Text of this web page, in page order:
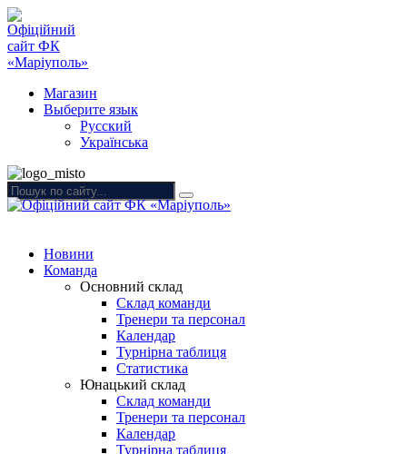
Магазин
Выберите язык
Русский
Українська
Новини
Команда
Основний склад
Склад команди
Тренери та персонал
Календар
Турнірна таблиця
Статистика
Юнацький склад
Склад команди
Тренери та персонал
Календар
Турнірна таблиця